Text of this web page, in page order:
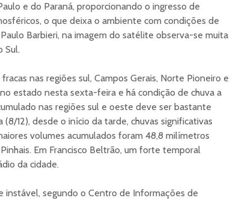
e do Paraná, proporcionando o ingresso de
o que deixa o ambiente com condições de
Barbieri, na imagem do satélite observa-se muita
Sul.
nas regiões sul, Campos Gerais, Norte Pioneiro e
estado nesta sexta-feira e há condição de chuva a
nas regiões sul e oeste deve ser bastante
12), desde o início da tarde, chuvas significativas
volumes acumulados foram 48,8 milímetros
Em Francisco Beltrão, um forte temporal
da cidade.
instável, segundo o Centro de Informações de